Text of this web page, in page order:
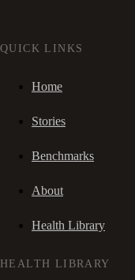
QUICK LINKS
Home
Stories
Benchmarks
About
Health Library
HEALTH LIBRARY